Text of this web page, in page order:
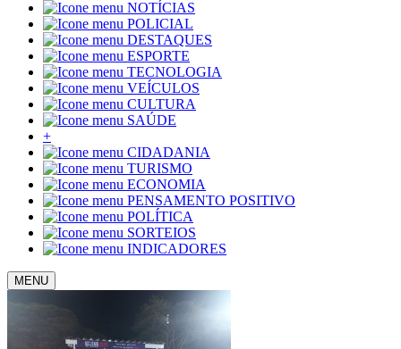
NOTÍCIAS
POLICIAL
DESTAQUES
ESPORTE
TECNOLOGIA
VEÍCULOS
CULTURA
SAÚDE
+
CIDADANIA
TURISMO
ECONOMIA
PENSAMENTO POSITIVO
POLÍTICA
SORTEIOS
INDICADORES
MENU